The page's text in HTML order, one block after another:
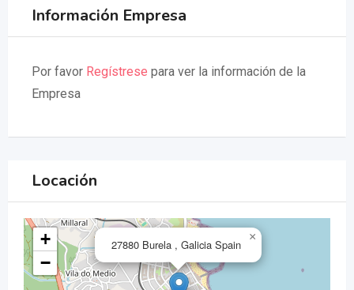
Información Empresa
Por favor Regístrese para ver la información de la
Empresa
Locación
27880 Burela , Galicia Spain
×
+
−